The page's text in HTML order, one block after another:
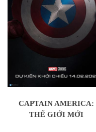
CAPTAIN AMERICA:
THẾ GIỚI MỚI